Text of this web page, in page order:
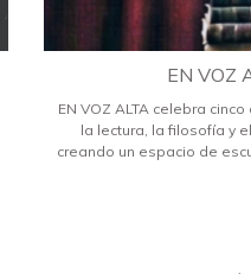
EN VOZ
EN VOZ ALTA celebra
la lectura, la filosofía y
creando un espacio de